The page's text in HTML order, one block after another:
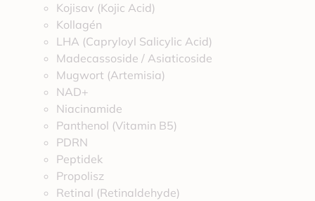
Kojisav (Kojic Acid)
Kollagén
LHA (Capryloyl Salicylic Acid)
Madecassoside / Asiaticoside
Mugwort (Artemisia)
NAD+
Niacinamide
Panthenol (Vitamin B5)
PDRN
Peptidek
Propolisz
Retinal (Retinaldehyde)